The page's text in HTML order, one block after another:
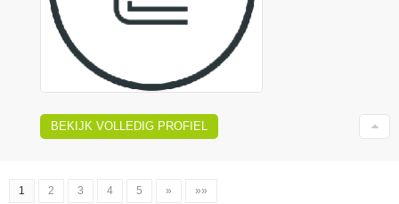
BEKIJK VOLLEDIG PROFIEL
1 2 3 4 5 » »»